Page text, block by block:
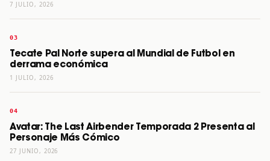
7 JULIO, 2026
Tecate Pal Norte supera al Mundial de Futbol en
derrama económica
1 JULIO, 2026
Avatar: The Last Airbender Temporada 2 Presenta al
Personaje Más Cómico
27 JUNIO, 2026